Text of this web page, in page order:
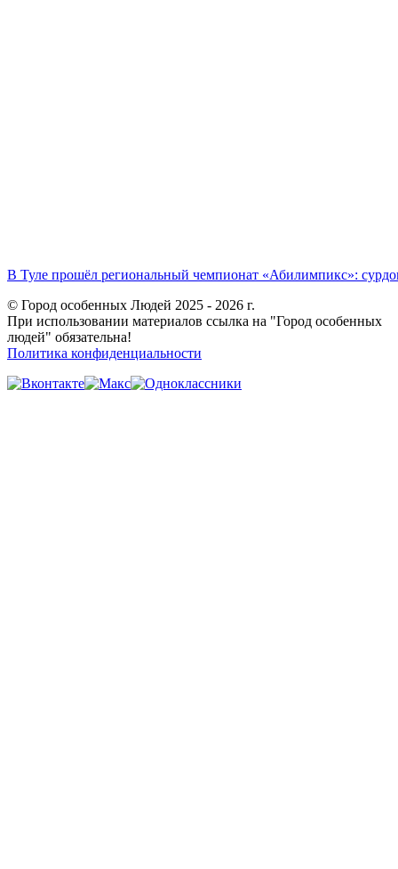
В Туле прошёл региональный чемпионат «Абилимпикс»:
© Город особенных Людей 2025 - 2026 г.
При использовании материалов ссылка на "Город особенных
людей" обязательна!
Политика конфиденциальности